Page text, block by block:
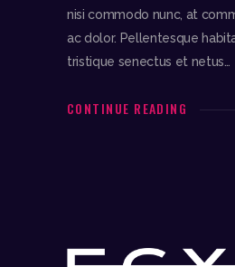
nisi commodo nunc, at
ac dolor. Pellentesque
tristique senectus et netus…
CONTINUE READING